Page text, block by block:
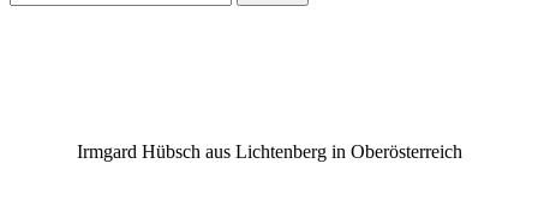
nach:
Irmgard Hübsch aus Lichtenberg in Oberösterreich